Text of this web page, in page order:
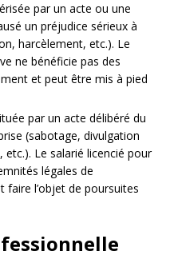
par un acte ou une
un préjudice sérieux à
harcèlement, etc.). Le
ne bénéficie pas des
et peut être mis à pied
par un acte délibéré du
(sabotage, divulgation
Le salarié licencié pour
légales de
faire l’objet de poursuites